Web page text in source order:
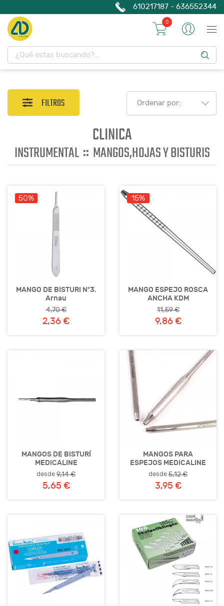
610217187 - 636552344
0
FILTROS Ordenar por:
CLINICA
INSTRUMENTAL :: MANGOS,HOJAS Y BISTURIS
50%
MANGO DE BISTURI Nº3.
Arnau
4,70 €
2,36 €
15%
MANGO ESPEJO ROSCA
ANCHA KDM
11,59 €
9,86 €
MANGOS DE BISTURÍ
MEDICALINE
desde9,14 €
5,65 €
MANGOS PARA
ESPEJOS MEDICALINE
desde5,12 €
3,95 €